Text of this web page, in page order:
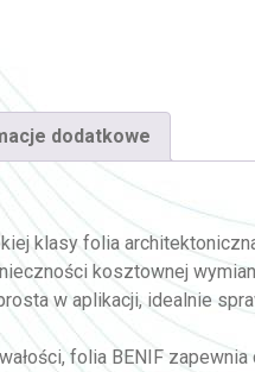
dodatkowe
klasy folia
kosztownej
w aplikacji, idealnie
folia BENIF